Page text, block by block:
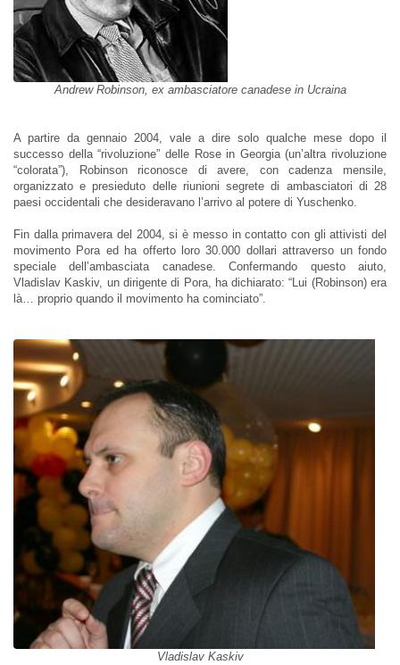
Andrew Robinson, ex ambasciatore canadese in Ucraina
A partire da gennaio 2004, vale a dire solo qualche mese dopo il
successo della “rivoluzione” delle Rose in Georgia (un’altra rivoluzione
“colorata”), Robinson riconosce di avere, con cadenza mensile,
organizzato e presieduto delle riunioni segrete di ambasciatori di 28
paesi occidentali che desideravano l’arrivo al potere di Yuschenko.
Fin dalla primavera del 2004, si è messo in contatto con gli attivisti del
movimento Pora ed ha offerto loro 30.000 dollari attraverso un fondo
speciale dell’ambasciata canadese. Confermando questo aiuto,
Vladislav Kaskiv, un dirigente di Pora, ha dichiarato: “Lui (Robinson) era
là… proprio quando il movimento ha cominciato”.
Vladislav Kaskiv